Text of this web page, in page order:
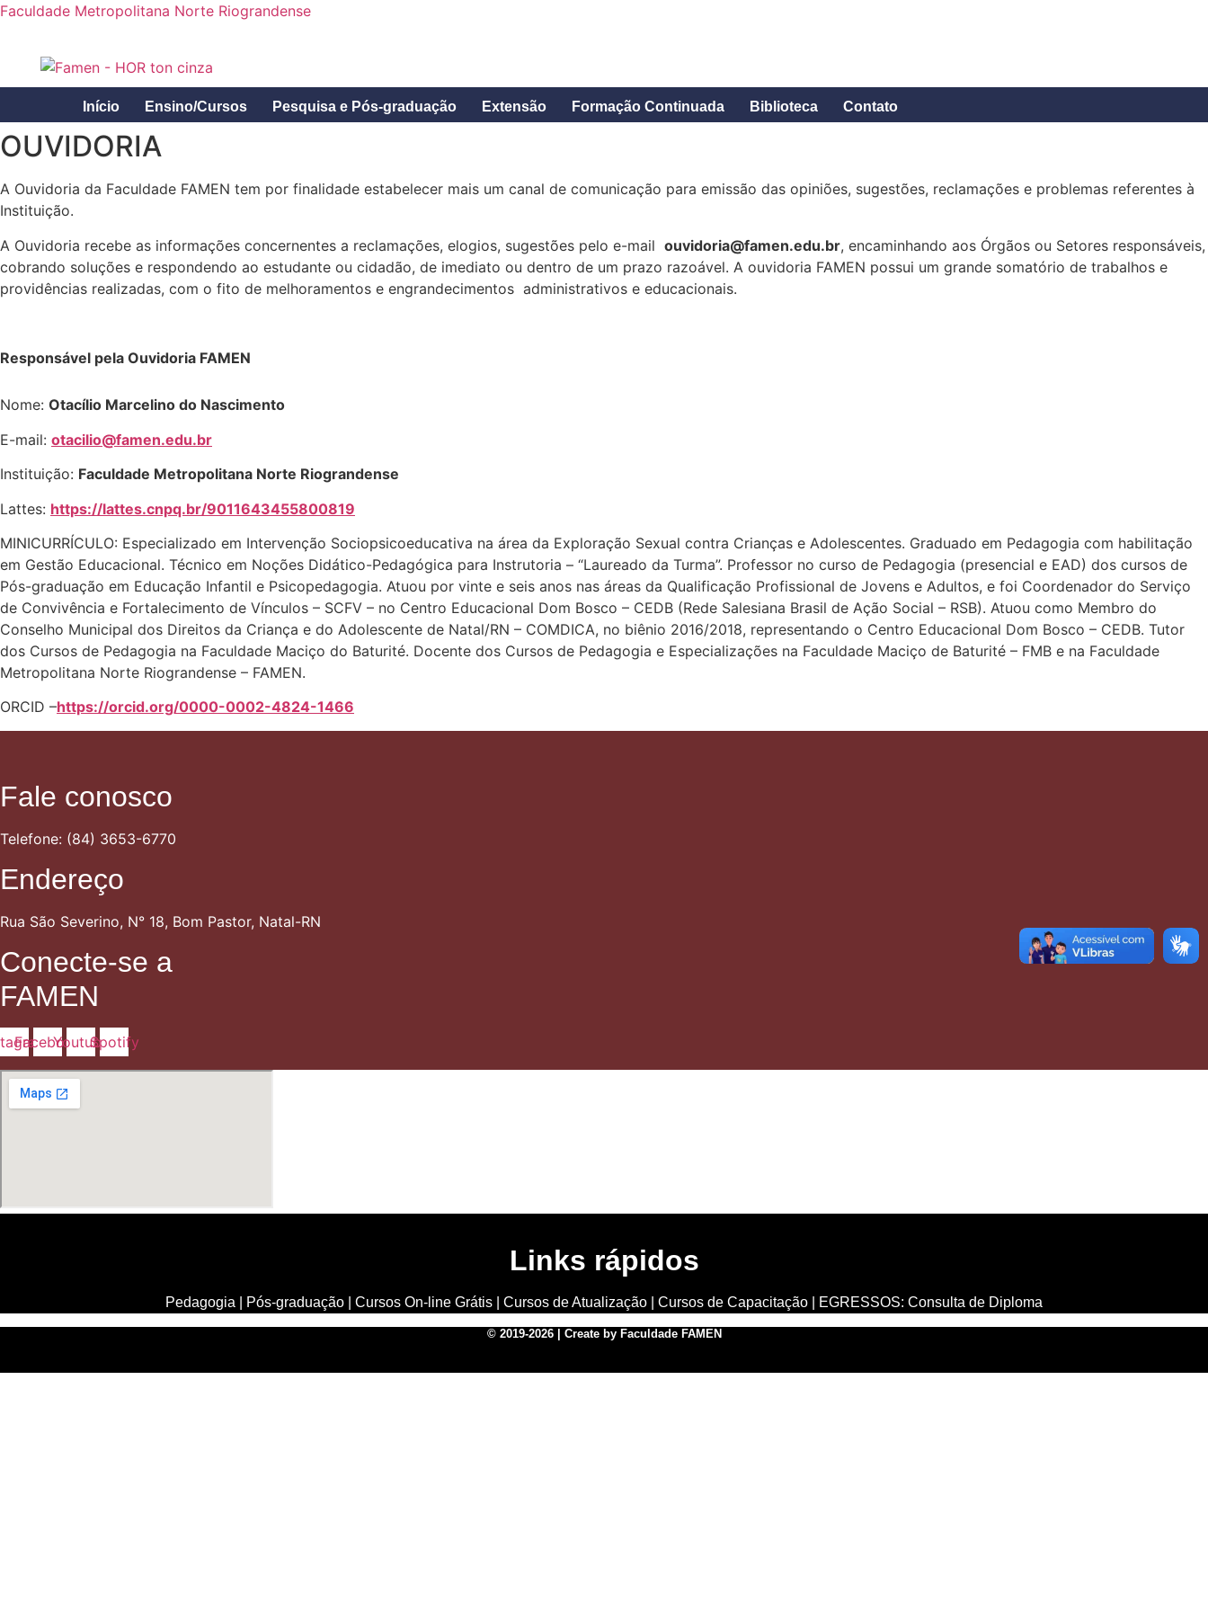
Faculdade Metropolitana Norte Riograndense
Início Ensino/Cursos Pesquisa e Pós-graduação Extensão Formação Continuada Biblioteca Contato
OUVIDORIA
A Ouvidoria da Faculdade FAMEN tem por finalidade estabelecer mais um canal de comunicação para emissão das opiniões, sugestões, reclamações e problemas referentes à
Instituição.
A Ouvidoria recebe as informações concernentes a reclamações, elogios, sugestões pelo e-mail ouvidoria@famen.edu.br, encaminhando aos Órgãos ou Setores responsáveis,
cobrando soluções e respondendo ao estudante ou cidadão, de imediato ou dentro de um prazo razoável. A ouvidoria FAMEN possui um grande somatório de trabalhos e
providências realizadas, com o fito de melhoramentos e engrandecimentos administrativos e educacionais.
Responsável pela Ouvidoria FAMEN
Nome: Otacílio Marcelino do Nascimento
E-mail: otacilio@famen.edu.br
Instituição: Faculdade Metropolitana Norte Riograndense
Lattes: https://lattes.cnpq.br/9011643455800819
MINICURRÍCULO: Especializado em Intervenção Sociopsicoeducativa na área da Exploração Sexual contra Crianças e Adolescentes. Graduado em Pedagogia com habilitação
em Gestão Educacional. Técnico em Noções Didático-Pedagógica para Instrutoria – “Laureado da Turma”. Professor no curso de Pedagogia (presencial e EAD) dos cursos de
Pós-graduação em Educação Infantil e Psicopedagogia. Atuou por vinte e seis anos nas áreas da Qualificação Profissional de Jovens e Adultos, e foi Coordenador do Serviço
de Convivência e Fortalecimento de Vínculos – SCFV – no Centro Educacional Dom Bosco – CEDB (Rede Salesiana Brasil de Ação Social – RSB). Atuou como Membro do
Conselho Municipal dos Direitos da Criança e do Adolescente de Natal/RN – COMDICA, no biênio 2016/2018, representando o Centro Educacional Dom Bosco – CEDB. Tutor
dos Cursos de Pedagogia na Faculdade Maciço do Baturité. Docente dos Cursos de Pedagogia e Especializações na Faculdade Maciço de Baturité – FMB e na Faculdade
Metropolitana Norte Riograndense – FAMEN.
ORCID –https://orcid.org/0000-0002-4824-1466
Fale conosco
Telefone: (84) 3653-6770
Endereço
Rua São Severino, N° 18, Bom Pastor, Natal-RN
Conecte-se a
FAMEN
FacebookYoutubeSpotify
Links rápidos
Pedagogia Pós-graduação Cursos On-line Grátis Cursos de Atualização Cursos de Capacitação EGRESSOS: Consulta de Diploma
© 2019-2026 | Create by Faculdade FAMEN